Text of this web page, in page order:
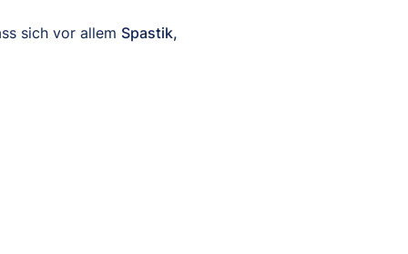
sich vor allem Spastik,